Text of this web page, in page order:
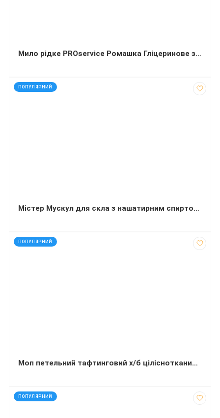
Мило рідке PROservice Ромашка Гліцеринове з перламутром 5 л
ПОПУЛЯРНИЙ
код: 35051
Містер Мускул для скла з нашатирним спиртом, пляшка з розпилювачем, (500 мл)
ПОПУЛЯРНИЙ
код: 4547
Моп петельний тафтинговий х/б ціліснотканинний 40 см кріплення кишеня+язик
ПОПУЛЯРНИЙ
код: 91727